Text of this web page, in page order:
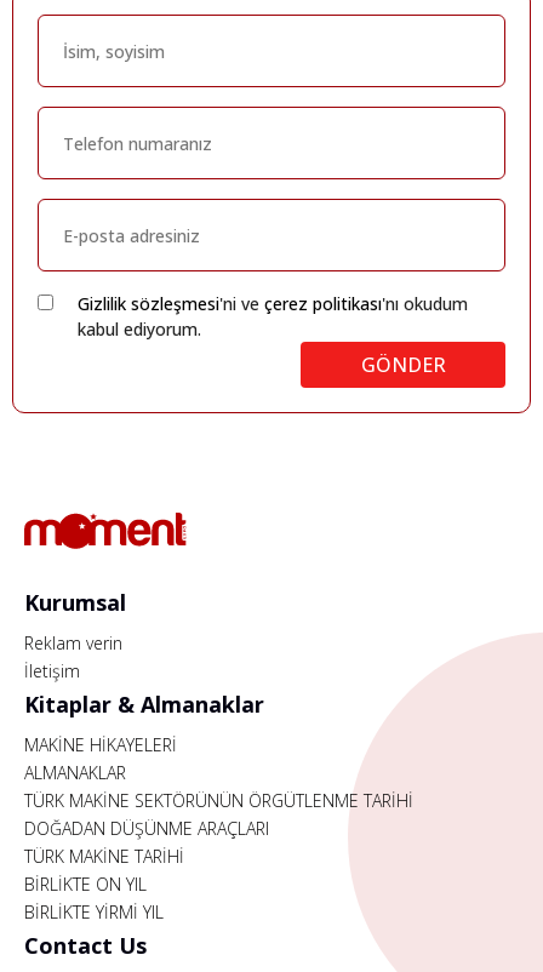
Gizlilik sözleşmesi'ni ve çerez politikası'nı okudum
kabul ediyorum.
GÖNDER
Kurumsal
Reklam verin
İletişim
Kitaplar & Almanaklar
MAKİNE HİKAYELERİ
ALMANAKLAR
TÜRK MAKİNE SEKTÖRÜNÜN ÖRGÜTLENME TARİHİ
DOĞADAN DÜŞÜNME ARAÇLARI
TÜRK MAKİNE TARİHİ
BİRLİKTE ON YIL
BİRLİKTE YİRMİ YIL
Contact Us